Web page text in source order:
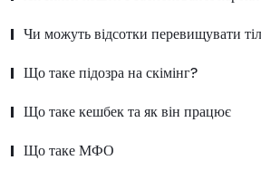
Чи можуть відсотки перевищувати
Що таке підозра на скімінг?
Що таке кешбек та як він працює
Що таке МФО